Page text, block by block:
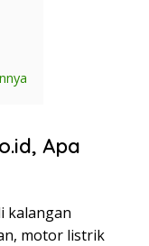
Apa
kalangan
motor listrik